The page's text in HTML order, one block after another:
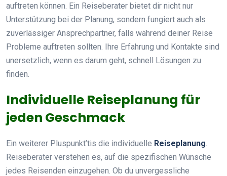
auftreten können. Ein Reiseberater bietet dir nicht nur
Unterstützung bei der Planung, sondern fungiert auch als
zuverlässiger Ansprechpartner, falls während deiner Reise
Probleme auftreten sollten. Ihre Erfahrung und Kontakte sind
unersetzlich, wenn es darum geht, schnell Lösungen zu
finden.
Individuelle Reiseplanung für
jeden Geschmack
Ein weiterer Pluspunkt’tis die individuelle Reiseplanung.
Reiseberater verstehen es, auf die spezifischen Wünsche
jedes Reisenden einzugehen. Ob du unvergessliche